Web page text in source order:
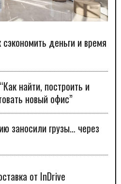
деньги и время
найти, построить и
новый офис”
заносили грузы… через
от InDrive